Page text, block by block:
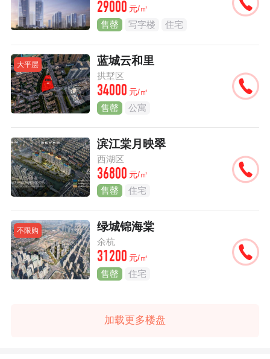
29000 元/㎡
售罄 写字楼 住宅
大平层 蓝城云和里
拱墅区
34000 元/㎡
售罄 公寓
滨江棠月映翠
西湖区
36800 元/㎡
售罄 住宅
不限购 绿城锦海棠
余杭
31200 元/㎡
售罄 住宅
加载更多楼盘